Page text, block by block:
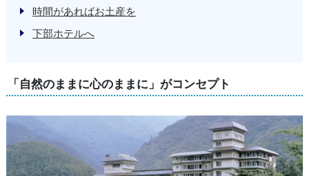
時間があればお土産を
下部ホテルへ
「自然のままに心のままに」がコンセプト